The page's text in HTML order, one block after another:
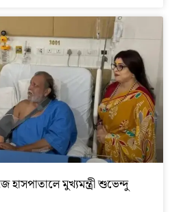
হাসপাতালে মুখ্যমন্ত্রী শুভেন্দু